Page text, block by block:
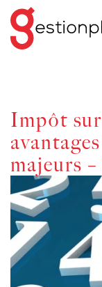
Impôt
majeurs –